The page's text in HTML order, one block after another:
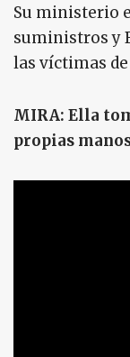
Su ministerio
suministros y
las víctimas
MIRA: Ella
propias